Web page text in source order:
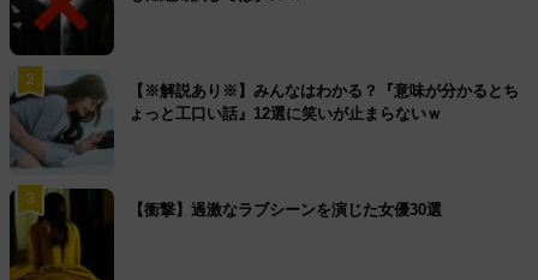
2
【※解説あり※】みんなはわかる？『意味が分かるとち
ょっと工口い話』12選に笑いが止まらないｗ
3
【衝撃】過激なラブシーンを演じた女優30選